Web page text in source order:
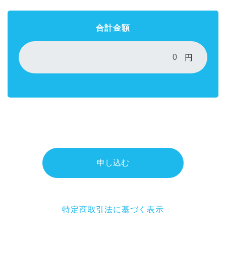
合計金額
円
申し込む
特定商取引法に基づく表示